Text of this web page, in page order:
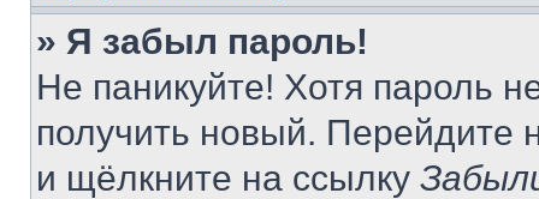
» Я забыл пароль!
Не паникуйте! Хотя пароль
получить новый. Перейдите
и щёлкните на ссылку